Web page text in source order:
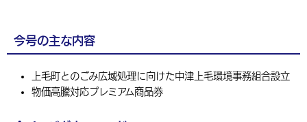
今号の主な内容
上毛町とのごみ広域処理に向けた中津上毛環境事務組合設立
物価高騰対応プレミアム商品券